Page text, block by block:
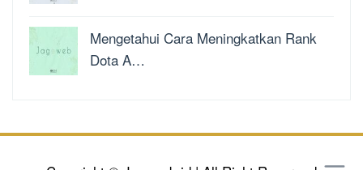
Mengetahui Cara Meningkatkan Rank
Dota A…